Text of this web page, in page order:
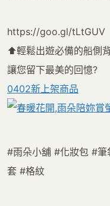
https://goo.gl/tLtGUV
⬆輕鬆出遊必備的船側
讓您留下最美的回憶?
0402新上架商品
#雨朵小舖 #化妝包 #筆
套 #格紋